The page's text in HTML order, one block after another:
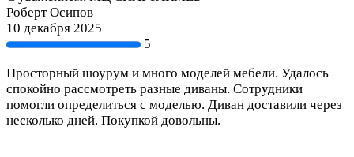
Роберт Осипов
10 декабря 2025
5
Просторный шоурум и много моделей мебели. Удалось
спокойно рассмотреть разные диваны. Сотрудники
помогли определиться с моделью. Диван доставили через
несколько дней. Покупкой довольны.